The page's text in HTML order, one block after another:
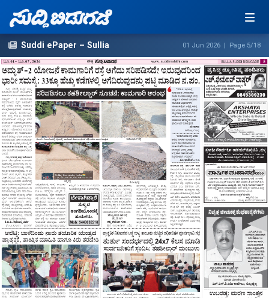
Suddi ePaper – Sullia 01 Jun 2026 | Page 5/18